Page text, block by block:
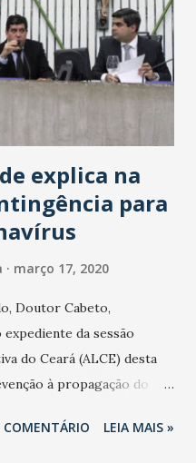
explica na
para
março 17, 2020
Doutor Cabeto,
da sessão
do Ceará (ALCE) desta
à propagação do
na contenção daLEIA MAIS »